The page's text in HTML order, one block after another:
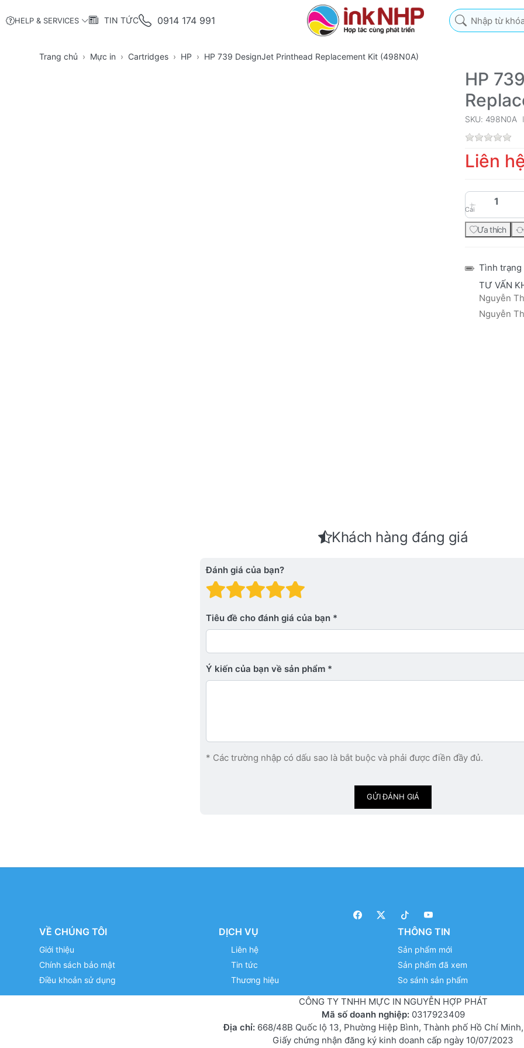
HELP & SERVICES TIN TỨC 0914 174 991
Nhập từ khóa tìm
Trang chủ Mực in Cartridges HP HP 739 DesignJet Printhead Replacement Kit (498N0A)
HP
SKU: 498N0A
Liên
Cái
Ưa thích
Tình trạng
TƯ VẤN
Nguyễn
Nguyễn
Khách hàng đáng giá
Đánh giá của bạn?
Đánh giá: 4 trên 5 sao.
Đánh giá: 3 trên 5 sao.
Đánh giá: 2 trên 5 sao.
Đánh giá: 1 trên 5 sao. Xấu
Tiêu đề cho đánh giá của bạn
Ý kiến ​​của bạn về sản phẩm
* Các trường nhập có dấu sao là bắt buộc và phải được điền đầy đủ.
GỬI ĐÁNH GIÁ
VỀ CHÚNG TÔI
Giới thiệu
Chính sách bảo mật
Điều khoản sử dụng
DỊCH VỤ
Liên hệ
Tin tức
Thương hiệu
THÔNG TIN
Sản phẩm mới
Sản phẩm đã xem
So sánh sản phẩm
CÔNG TY TNHH MỰC IN NGUYỄN HỢP PHÁT
Mã số doanh nghiệp: 0317923409
Địa chỉ:668/48B Quốc lộ 13, Phường Hiệp Bình, Thành phố Hồ Chí
Giấy chứng nhận đăng ký kinh doanh cấp ngày 10/07/2023